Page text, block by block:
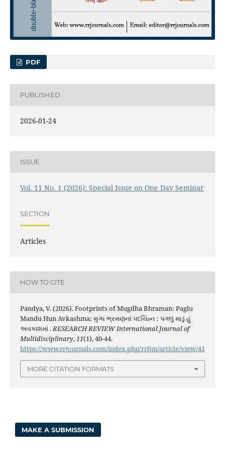
PDF
PUBLISHED
2026-01-24
ISSUE
Vol. 11 No. 1 (2026): Special Issue on One Day Seminar
SECTION
Articles
HOW TO CITE
Pandya, V. (2026). Footprints of Mugdha Bhraman: Paglu
Mandu Hun Avkashma: મુગ્ધ ભ્રમણનાં પદચિહ્ન : પગલું માડું હું
અવકાશમાં .RESEARCH REVIEW International Journal of
Multidisciplinary,11(1), 40-44.
https://www.rrjournals.com/index.php/rrijm/article/view/41
MORE CITATION FORMATS
MAKE A SUBMISSION